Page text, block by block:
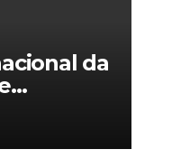
da
gratuitas